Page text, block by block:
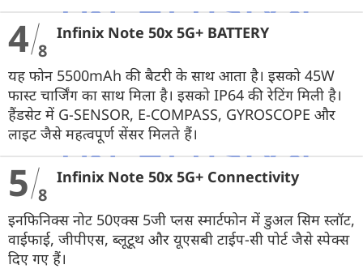
4 8
Infinix Note 50x 5G+ BATTERY
यह फोन 5500mAh की बैटरी के साथ आता है। इसको 45W
फास्ट चार्जिंग का साथ मिला है। इसको IP64 की रेटिंग मिली है।
हैंडसेट में G-SENSOR, E-COMPASS, GYROSCOPE और
लाइट जैसे महत्वपूर्ण सेंसर मिलते हैं।
5 8
Infinix Note 50x 5G+ Connectivity
इनफिनिक्स नोट 50एक्स 5जी प्लस स्मार्टफोन में डुअल सिम स्लॉट,
वाईफाई, जीपीएस, ब्लूटूथ और यूएसबी टाईप-सी पोर्ट जैसे स्पेक्स
दिए गए हैं।